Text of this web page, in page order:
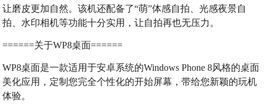
让磨皮更加自然。该机还配备了“萌”体感自拍、光感夜景自
拍、水印相机等功能十分实用，让自拍再也无压力。
======关于WP8桌面======
WP8桌面是一款适用于安卓系统的Windows Phone 8风格的桌面
美化应用，定制您完全个性化的开始屏幕，带给您新颖的玩机
体验。